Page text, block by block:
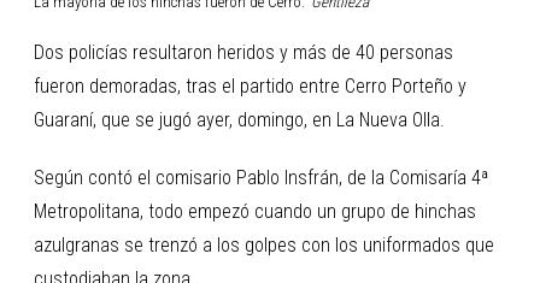
Dos policías resultaron heridos y más de 40 personas
fueron demoradas, tras el partido entre Cerro Porteño y
Guaraní, que se jugó ayer, domingo, en La Nueva Olla.
Según contó el comisario Pablo Insfrán, de la Comisaría 4ª
Metropolitana, todo empezó cuando un grupo de hinchas
azulgranas se trenzó a los golpes con los uniformados que
custodiaban la zona.